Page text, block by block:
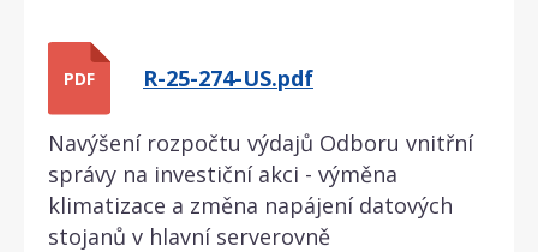
PDF R-25-274-US.pdf
Navýšení rozpočtu výdajů Odboru vnitřní
správy na investiční akci - výměna
klimatizace a změna napájení datových
stojanů v hlavní serverovně